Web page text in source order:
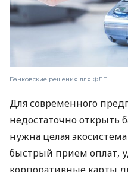
Банковские решения для ФЛП
Для современного
недостаточно открыть
нужна целая
быстрый прием оплат,